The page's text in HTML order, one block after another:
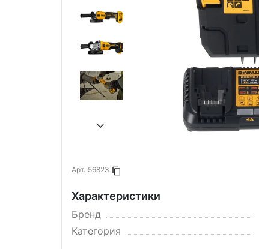
Арт. 56823
Копировать в буфер
Характеристики
Бренд
Категория